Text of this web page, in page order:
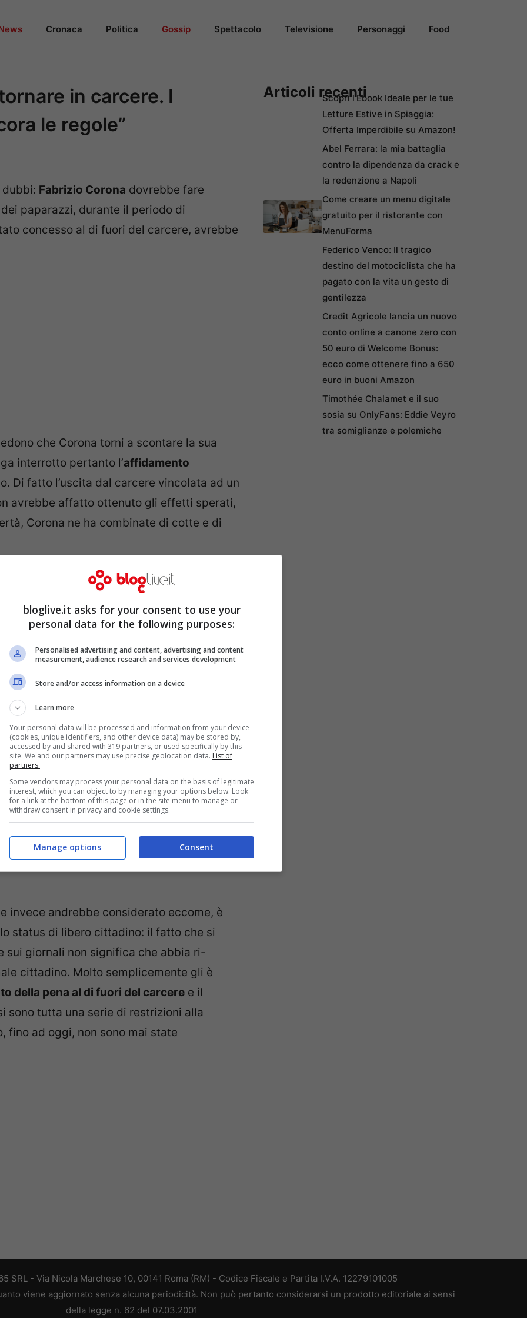
Cronaca Politica Gossip Spettacolo Televisione Personaggi Food
in carcere. I
le regole”
dubbi: Fabrizio Corona dovrebbe fare
paparazzi, durante il periodo di
concesso al di fuori del carcere, avrebbe
che Corona torni a scontare la sua
interrotto pertanto l’affidamento
Di fatto l’uscita dal carcere vincolata ad un
avrebbe affatto ottenuto gli effetti sperati,
Corona ne ha combinate di cotte e di
soltanto nei prossimi giorni, dopo
esposti dalla Procura durante
un elemento che non aiuterà di certo
peraltro particolarmente rissosa,
Vip . SecondoTgCom 24, durante
condizioni, a partire dalle regole di
gli orari di permesso fino agli
invece andrebbe considerato eccome, è
status di libero cittadino: il fatto che si
sui giornali non significa che abbia ri-
cittadino. Molto semplicemente gli è
della pena al di fuori del carcere e il
sono tutta una serie di restrizioni alla
fino ad oggi, non sono mai state
Articoli recentiScopri l’Ebook Ideale per le tue
Letture Estive in Spiaggia:
Offerta Imperdibile su Amazon!
Abel Ferrara: la mia battaglia
contro la dipendenza da crack e
la redenzione a Napoli
Come creare un menu digitale
gratuito per il ristorante con
MenuForma
Federico Venco: Il tragico
destino del motociclista che ha
pagato con la vita un gesto di
gentilezza
Credit Agricole lancia un nuovo
conto online a canone zero con
50 euro di Welcome Bonus:
ecco come ottenere fino a 650
euro in buoni Amazon
Timothée Chalamet e il suo
sosia su OnlyFans: Eddie Veyro
tra somiglianze e polemiche
SRL - Via Nicola Marchese 10, 00141 Roma (RM) - Codice Fiscale e Partita I.V.A. 12279101005
viene aggiornato senza alcuna periodicità. Non può pertanto considerarsi un prodotto editoriale ai sensi
della legge n. 62 del 07.03.2001
bloglive.it asks for your consent to use your
personal data for the following purposes:
Personalised advertising and content, advertising and content
measurement, audience research and services development
Store and/or access information on a device
Learn more
Your personal data will be processed and information from your device
(cookies, unique identifiers, and other device data) may be stored by,
accessed by and shared with 319 partners, or used specifically by this
site. We and our partners may use precise geolocation data. List of
partners.
Some vendors may process your personal data on the basis of legitimate
interest, which you can object to by managing your options below. Look
for a link at the bottom of this page or in the site menu to manage or
withdraw consent in privacy and cookie settings.
Consent
Manage options